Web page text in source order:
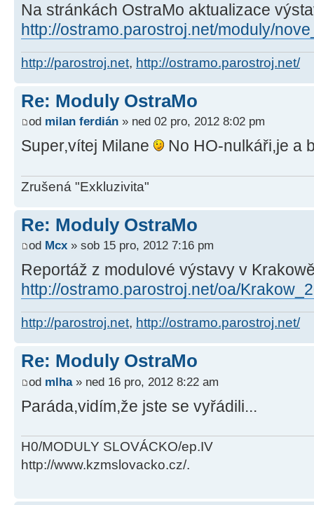
Na stránkách OstraMo aktualizace
http://ostramo.parostroj.net/moduly/
http://parostroj.net, http://ostramo.parostroj.net/
Re: Moduly OstraMo
od milan ferdián » ned 02 pro, 2012 8:02 pm
Super,vítej Milane No HO-nulkáři,je a
Zrušená "Exkluzivita"
Re: Moduly OstraMo
od Mcx » sob 15 pro, 2012 7:16 pm
Reportáž z modulové výstavy v
http://ostramo.parostroj.net/oa/
http://parostroj.net, http://ostramo.parostroj.net/
Re: Moduly OstraMo
od mlha» ned 16 pro, 2012 8:22 am
Paráda,vidím,že jste se vyřádili...
H0/MODULY SLOVÁCKO/ep.IV
http://www.kzmslovacko.cz/.